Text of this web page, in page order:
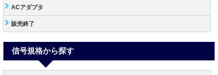
ACアダプタ
販売終了
信号規格から探す